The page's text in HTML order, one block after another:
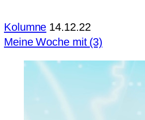
Kolumne 14.12.22
Meine Woche mit (3)